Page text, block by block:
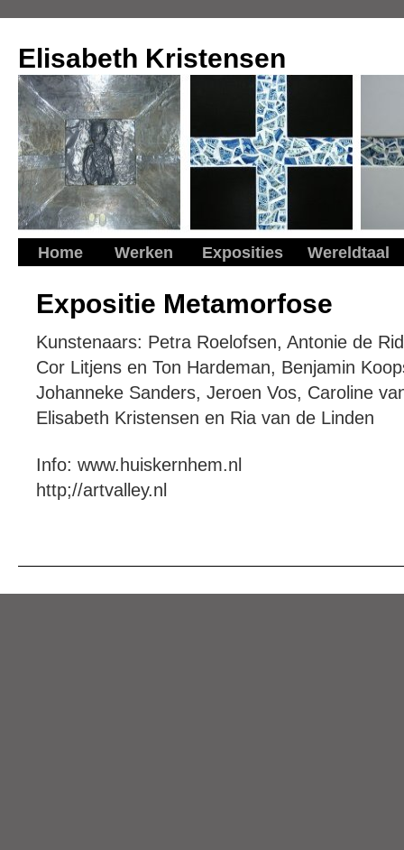
Elisabeth Kristensen
Home Werken Exposities Wereldtaal
Expositie Metamorfose
Kunstenaars: Petra Roelofsen, Antonie de
Cor Litjens en Ton Hardeman, Benjamin
Johanneke Sanders, Jeroen Vos, Caroline
Elisabeth Kristensen en Ria van de Linden
Info: www.huiskernhem.nl
http;//artvalley.nl